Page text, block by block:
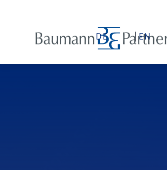
DE EN